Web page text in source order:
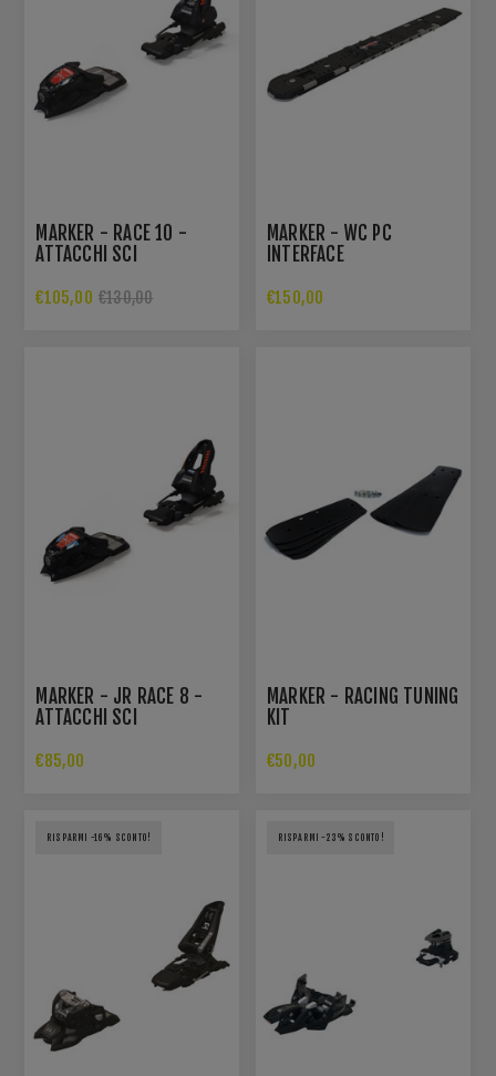
MARKER - RACE 10 -
ATTACCHI SCI
€105,00 €130,00
MARKER - WC PC
INTERFACE
€150,00
MARKER - JR RACE 8 -
ATTACCHI SCI
€85,00
MARKER - RACING TUNING
KIT
€50,00
RISPARMI -16% SCONTO! RISPARMI -23% SCONTO!